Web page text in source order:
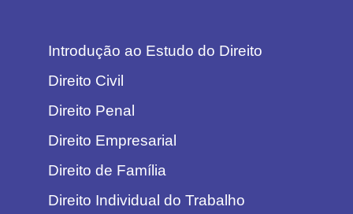
Introdução ao Estudo do Direito
Direito Civil
Direito Penal
Direito Empresarial
Direito de Família
Direito Individual do Trabalho